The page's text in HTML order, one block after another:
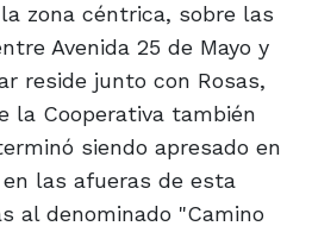
zona céntrica, sobre las
Avenida 25 de Mayo y
reside junto con Rosas,
la Cooperativa también
siendo apresado en
las afueras de esta
al denominado "Camino